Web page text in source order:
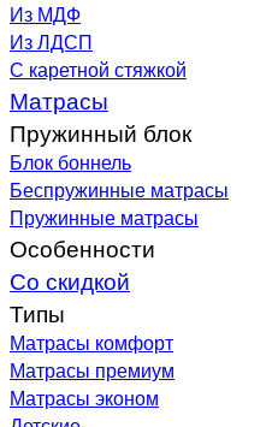
Из МДФ
Из ЛДСП
С каретной стяжкой
Матрасы
Пружинный блок
Блок боннель
Беспружинные матрасы
Пружинные матрасы
Особенности
Со скидкой
Типы
Матрасы комфорт
Матрасы премиум
Матрасы эконом